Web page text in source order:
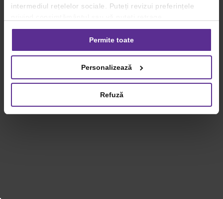
intermediul rețelelor sociale. Puteți revizui preferințele
consimțământul oricând, făcând click pe linkul către
setările dvs. de cookie-uri.
privind utilizarea modulelor cookie.Detalii
Permite toate
Personalizează
Refuză